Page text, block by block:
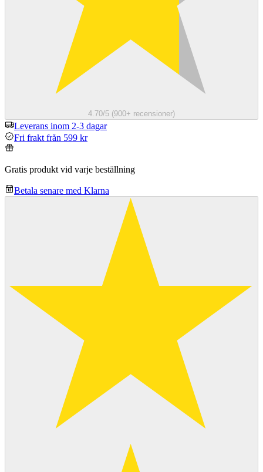
4.70/5 (900+ recensioner)
Leverans inom 2-3 dagar
Fri frakt från 599 kr
Gratis produkt vid varje beställning
Betala senare med Klarna